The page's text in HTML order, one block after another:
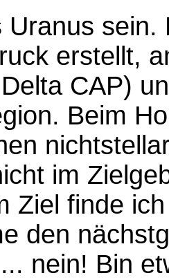
Uranus
erstellt,
CAP)
Beim
im
Ziel finde
den
nein! Bin